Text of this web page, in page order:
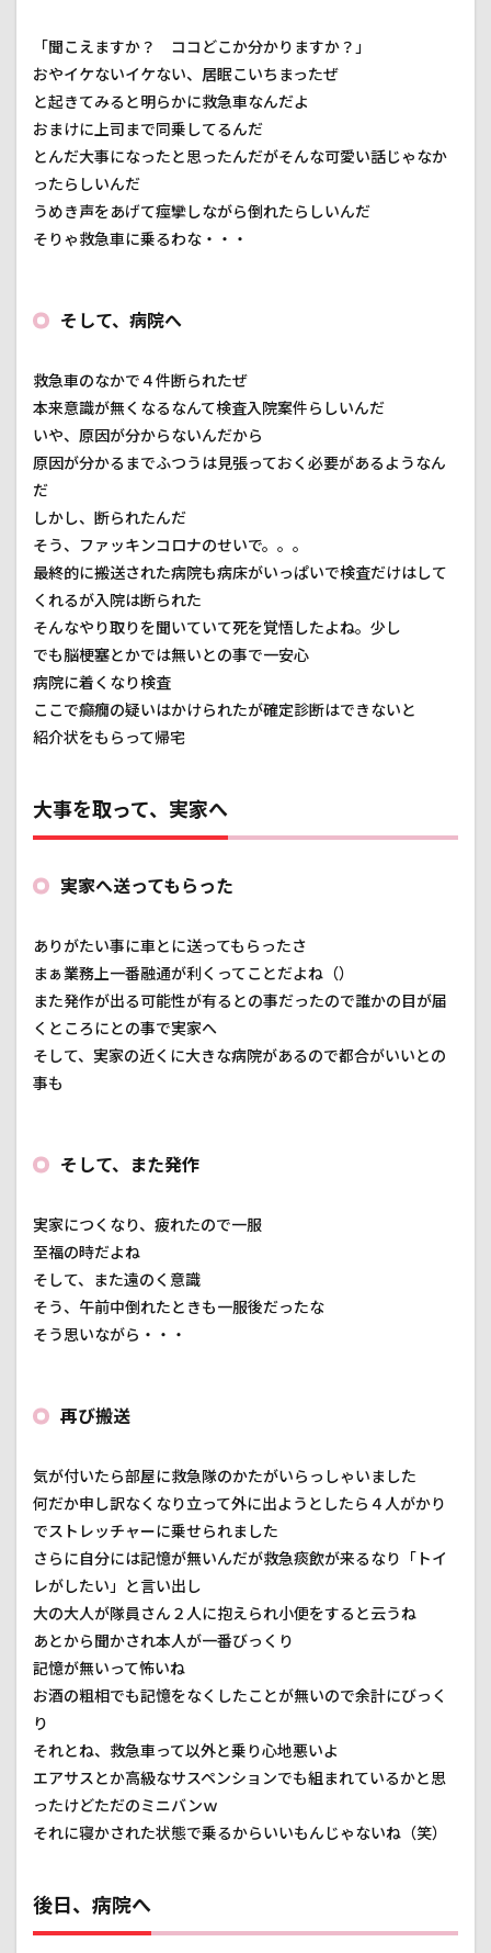
「聞こえますか？ ココどこか分かりますか？」
おやイケないイケない、居眠こいちまったぜ
と起きてみると明らかに救急車なんだよ
おまけに上司まで同乗してるんだ
とんだ大事になったと思ったんだがそんな可愛い話じゃなか
ったらしいんだ
うめき声をあげて痙攣しながら倒れたらしいんだ
そりゃ救急車に乗るわな・・・
そして、病院へ
救急車のなかで４件断られたぜ
本来意識が無くなるなんて検査入院案件らしいんだ
いや、原因が分からないんだから
原因が分かるまでふつうは見張っておく必要があるようなん
だ
しかし、断られたんだ
そう、ファッキンコロナのせいで。。。
最終的に搬送された病院も病床がいっぱいで検査だけはして
くれるが入院は断られた
そんなやり取りを聞いていて死を覚悟したよね。少し
でも脳梗塞とかでは無いとの事で一安心
病院に着くなり検査
ここで癲癇の疑いはかけられたが確定診断はできないと
紹介状をもらって帰宅
大事を取って、実家へ
実家へ送ってもらった
ありがたい事に車とに送ってもらったさ
まぁ業務上一番融通が利くってことだよね（）
また発作が出る可能性が有るとの事だったので誰かの目が届
くところにとの事で実家へ
そして、実家の近くに大きな病院があるので都合がいいとの
事も
そして、また発作
実家につくなり、疲れたので一服
至福の時だよね
そして、また遠のく意識
そう、午前中倒れたときも一服後だったな
そう思いながら・・・
再び搬送
気が付いたら部屋に救急隊のかたがいらっしゃいました
何だか申し訳なくなり立って外に出ようとしたら４人がかり
でストレッチャーに乗せられました
さらに自分には記憶が無いんだが救急痰飲が来るなり「トイ
レがしたい」と言い出し
大の大人が隊員さん２人に抱えられ小便をすると云うね
あとから聞かされ本人が一番びっくり
記憶が無いって怖いね
お酒の粗相でも記憶をなくしたことが無いので余計にびっく
り
それとね、救急車って以外と乗り心地悪いよ
エアサスとか高級なサスペンションでも組まれているかと思
ったけどただのミニバンｗ
それに寝かされた状態で乗るからいいもんじゃないね（笑）
後日、病院へ